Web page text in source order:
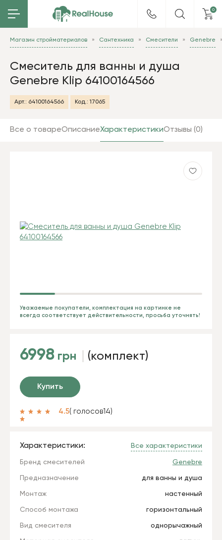
0
Магазин стройматериалов Сантехника Смесители Genebre
Смеситель для ванны и душа
Genebre Klip 64100164566
Арт.: 64100164566 Код.: 17065
Все о товареОписаниеХарактеристикиОтзывы (0)
Уважаемые покупатели, комплектация на картинке не
всегда соответствует действительности, просьба уточнять!
6998 грн (комплект)
Купить
4.5( голосов14)
Характеристики: Все характеристики
Бренд смесителей Genebre
Предназначение для ванны и душа
Монтаж настенный
Способ монтажа горизонтальный
Вид смесителя однорычажный